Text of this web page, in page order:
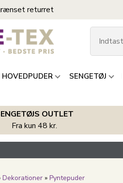
returret
HOVEDPUDER SENGETØJ
OUTLET
Fra kun 48 kr.
Dekorationer» Pyntepuder